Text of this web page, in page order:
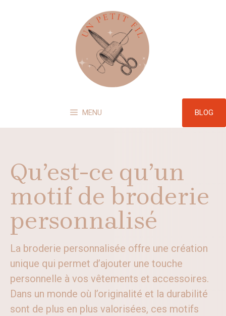
MENU BLOG
Qu’est-ce qu’un
motif de broderie
personnalisé
La broderie personnalisée offre une création
unique qui permet d’ajouter une touche
personnelle à vos vêtements et accessoires.
Dans un monde où l’originalité et la durabilité
sont de plus en plus valorisées, ces motifs